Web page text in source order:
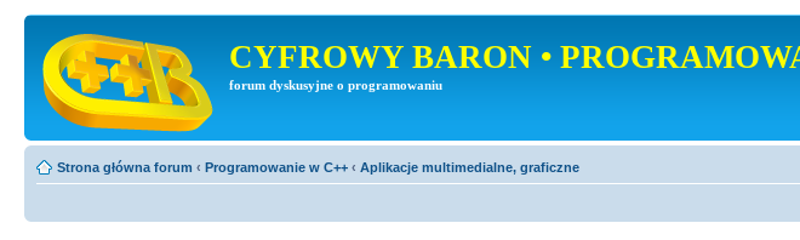
CYFROWY BARON •
forum dyskusyjne o programowaniu
Strona główna forum ‹ Programowanie w C++ ‹ Aplikacje multimedialne, graficzne